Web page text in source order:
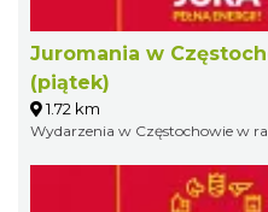
Juromania w
(piątek)
1.72 km
Wydarzenia w Częstochowie w